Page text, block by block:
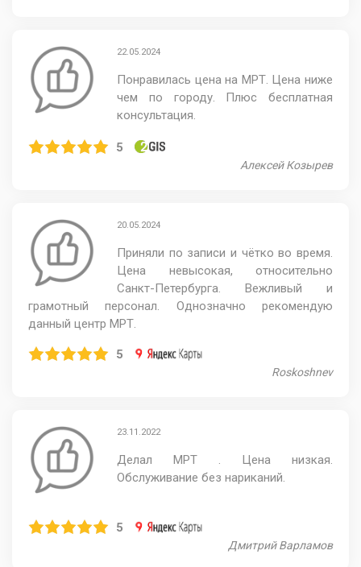
22.05.2024
Понравилась цена на МРТ. Цена ниже
чем по городу. Плюс бесплатная
консультация.
5
​Алексей Козырев
20.05.2024
Приняли по записи и чётко во время.
Цена невысокая, относительно
Санкт-Петербурга. Вежливый и
грамотный персонал. Однозначно рекомендую
данный центр МРТ.
5
Roskoshnev
23.11.2022
Делал МРТ . Цена низкая.
Обслуживание без нариканий.
5
Дмитрий Варламов